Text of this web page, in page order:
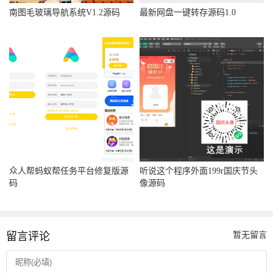
南图毛玻璃导航系统V1.2源码 最新网盘一键转存源码1.0
众人帮蚂蚁帮任务平台修复版源
码
听说这个程序外面199r国庆节头
像源码
留言评论 暂无留言